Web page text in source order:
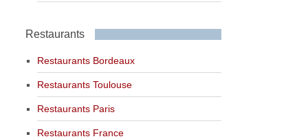
Restaurants
Restaurants Bordeaux
Restaurants Toulouse
Restaurants Paris
Restaurants France